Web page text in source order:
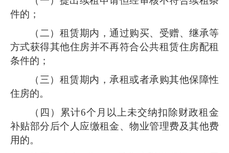
件的；
（二）租赁期内，通过购买、受赠、继承等
方式获得其他住房并不再符合公共租赁住房配租
条件的；
（三）租赁期内，承租或者承购其他保障性
住房的。
（四）累计6个月以上未交纳扣除财政租金
补贴部分后个人应缴租金、物业管理费及其他费
用的。